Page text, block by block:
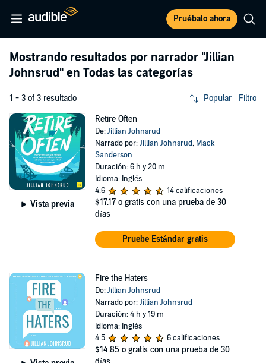
Pruébalo ahora
Mostrando resultados por narrador "Jillian
Johnsrud" en Todas las categorías
1 - 3 of 3 resultado Popular Filtro
Vista previa
Retire Often
De:Jillian Johnsrud
Narrado por:Jillian Johnsrud, Mack
Sanderson
Duración: 6 h y 20 m
Idioma: Inglés
4.6
14 calificaciones
$17.17 o gratis con una prueba de 30
días
Pruebe Estándar gratis
Fire the Haters
De:Jillian Johnsrud
Narrado por:Jillian Johnsrud
Duración: 4 h y 19 m
Idioma: Inglés
4.5
6 calificaciones
$14.85 o gratis con una prueba de 30